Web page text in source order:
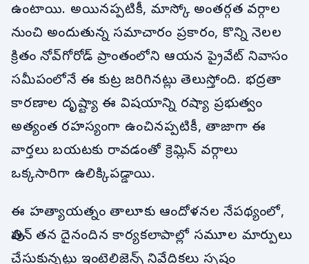
ఉంటాయి. అయినప్పటికీ, మాస్కో అంతర్గత వర్గాల
నుంచి అందుతున్న సమాచారం ప్రకారం, కొన్ని నెలల
క్రితం నోవ్‌గోరోడ్ ప్రాంతంలోని ఆయన ప్రైవేట్ నివాసం
సమీపంలోనే ఈ కుట్ర జరిగినట్లు తెలుస్తోంది. భద్రతా
కారణాల దృష్ట్యా ఈ విషయాన్ని రష్యా ప్రభుత్వం
అత్యంత రహస్యంగా ఉంచినప్పటికీ, తాజాగా ఈ
వార్తలు బయటకు రావడంతో క్రెమ్లిన్ వర్గాలు
ఒక్కసారిగా ఉలిక్కిపడ్డాయి.
ఈ హత్యాయత్నం తాలూకు ఆందోళనల నేపథ్యంలో,
పుతిన్ తన దైనందిన కార్యకలాపాల్లో సమూల మార్పులు
చేసుకున్నట్లు ఇంటెలిజెన్స్ నివేదికలు స్పష్టం